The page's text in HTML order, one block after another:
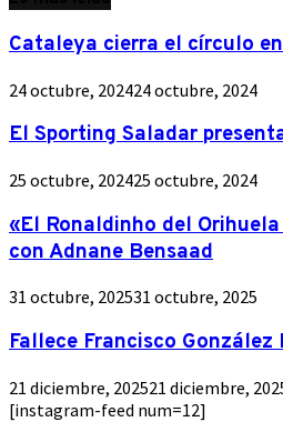
Cataleya cierra el círculo
24 octubre, 202424 octubre, 2024
El Sporting Saladar
25 octubre, 202425 octubre, 2024
«El Ronaldinho del
con Adnane Bensaad
31 octubre, 202531 octubre, 2025
Fallece Francisco González
21 diciembre, 202521 diciembre,
[instagram-feed num=12]